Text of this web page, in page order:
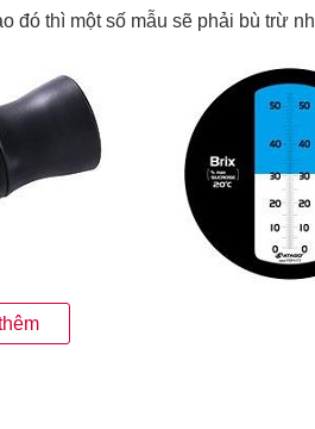
đó thì một số mẫu sẽ phải bù trừ